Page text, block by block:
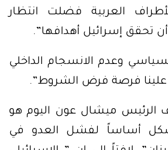
العربية فضلت انتظار
تحقق إسرائيل أهدافها”.
وعدم الانسجام الداخلي
فرصة فرض الشروط”.
الرئيس ميشال عون اليوم هو
أساساً لفشل العدو في